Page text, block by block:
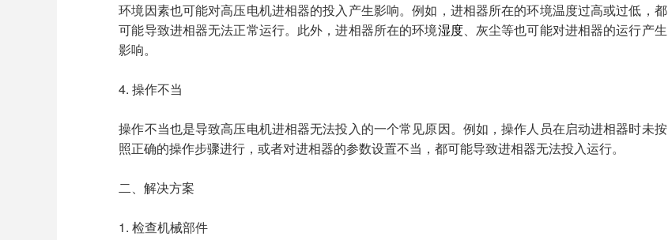
环境因素也可能对高压电机进相器的投入产生影响。例如，进相器所在的环境温度过高或过低，都
可能导致进相器无法正常运行。此外，进相器所在的环境湿度、灰尘等也可能对进相器的运行产生
影响。
4. 操作不当
操作不当也是导致高压电机进相器无法投入的一个常见原因。例如，操作人员在启动进相器时未按
照正确的操作步骤进行，或者对进相器的参数设置不当，都可能导致进相器无法投入运行。
二、解决方案
1. 检查机械部件